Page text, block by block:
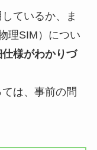
ているか、ま
理SIM）につい
様がわかりづ
は、事前の問